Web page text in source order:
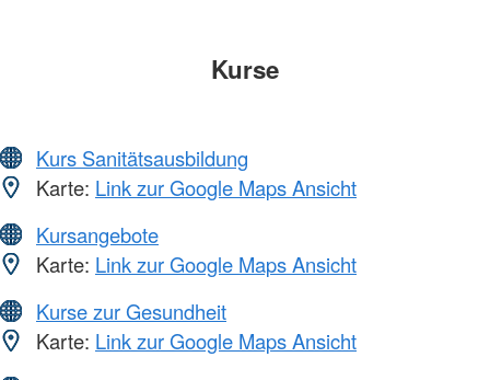
Kurse
Kurs Sanitätsausbildung
Karte: Link zur Google Maps Ansicht
Kursangebote
Karte: Link zur Google Maps Ansicht
Kurse zur Gesundheit
Karte: Link zur Google Maps Ansicht